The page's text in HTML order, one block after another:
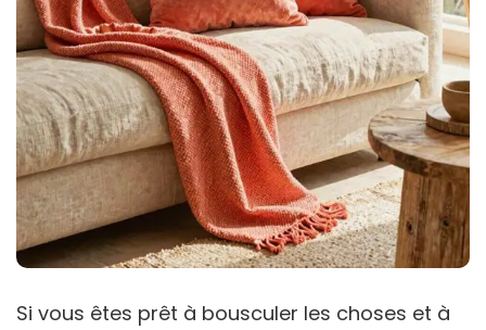
Si vous êtes prêt à bousculer les choses et à